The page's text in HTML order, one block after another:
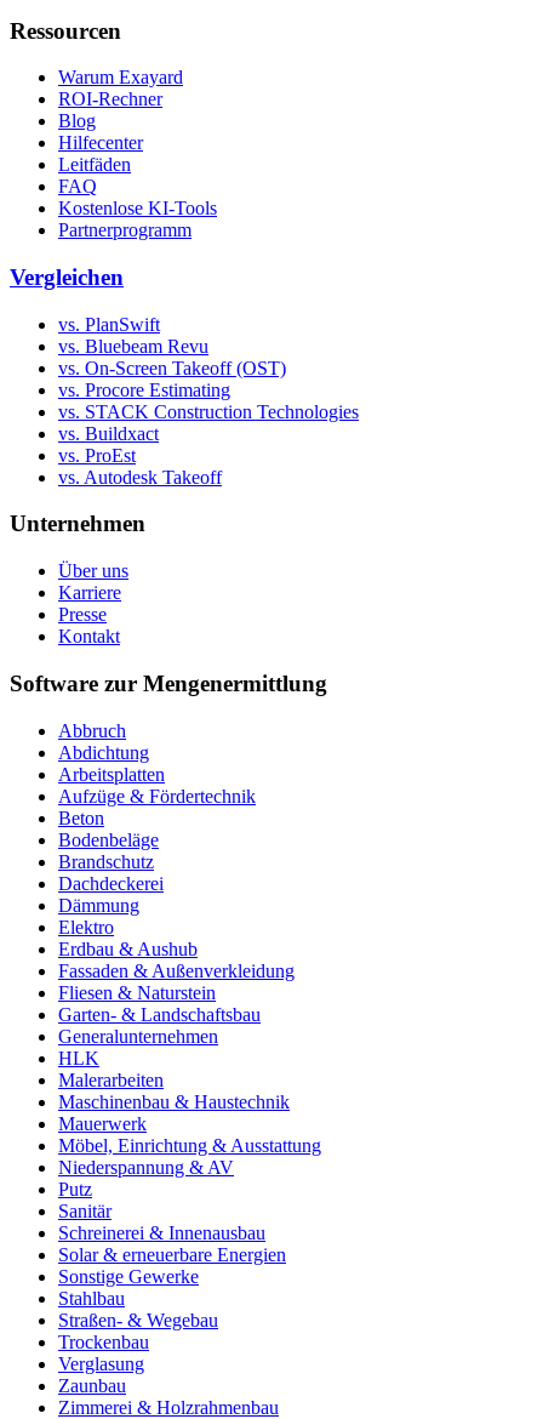
Ressourcen
Warum Exayard
ROI-Rechner
Blog
Hilfecenter
Leitfäden
FAQ
Kostenlose KI-Tools
Partnerprogramm
Vergleichen
vs. PlanSwift
vs. Bluebeam Revu
vs. On-Screen Takeoff (OST)
vs. Procore Estimating
vs. STACK Construction Technologies
vs. Buildxact
vs. ProEst
vs. Autodesk Takeoff
Unternehmen
Über uns
Karriere
Presse
Kontakt
Software zur Mengenermittlung
Abbruch
Abdichtung
Arbeitsplatten
Aufzüge & Fördertechnik
Beton
Bodenbeläge
Brandschutz
Dachdeckerei
Dämmung
Elektro
Erdbau & Aushub
Fassaden & Außenverkleidung
Fliesen & Naturstein
Garten- & Landschaftsbau
Generalunternehmen
HLK
Malerarbeiten
Maschinenbau & Haustechnik
Mauerwerk
Möbel, Einrichtung & Ausstattung
Niederspannung & AV
Putz
Sanitär
Schreinerei & Innenausbau
Solar & erneuerbare Energien
Sonstige Gewerke
Stahlbau
Straßen- & Wegebau
Trockenbau
Verglasung
Zaunbau
Zimmerei & Holzrahmenbau